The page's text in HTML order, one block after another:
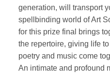
generation, will transport
spellbinding world of Art
for this prize final brings
the repertoire, giving life
poetry and music come
An intimate and profound